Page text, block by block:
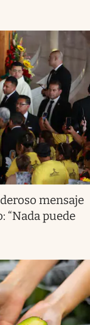
mensaje
“Nada puede